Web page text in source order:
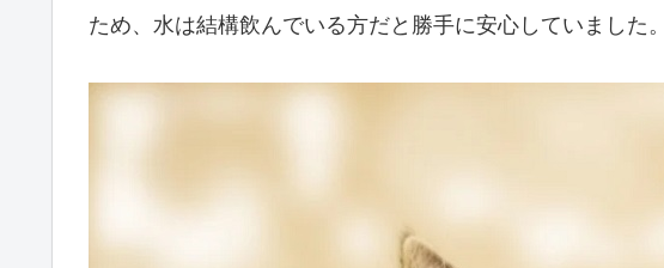
ため、水は結構飲んでいる方だと勝手に安心していました。